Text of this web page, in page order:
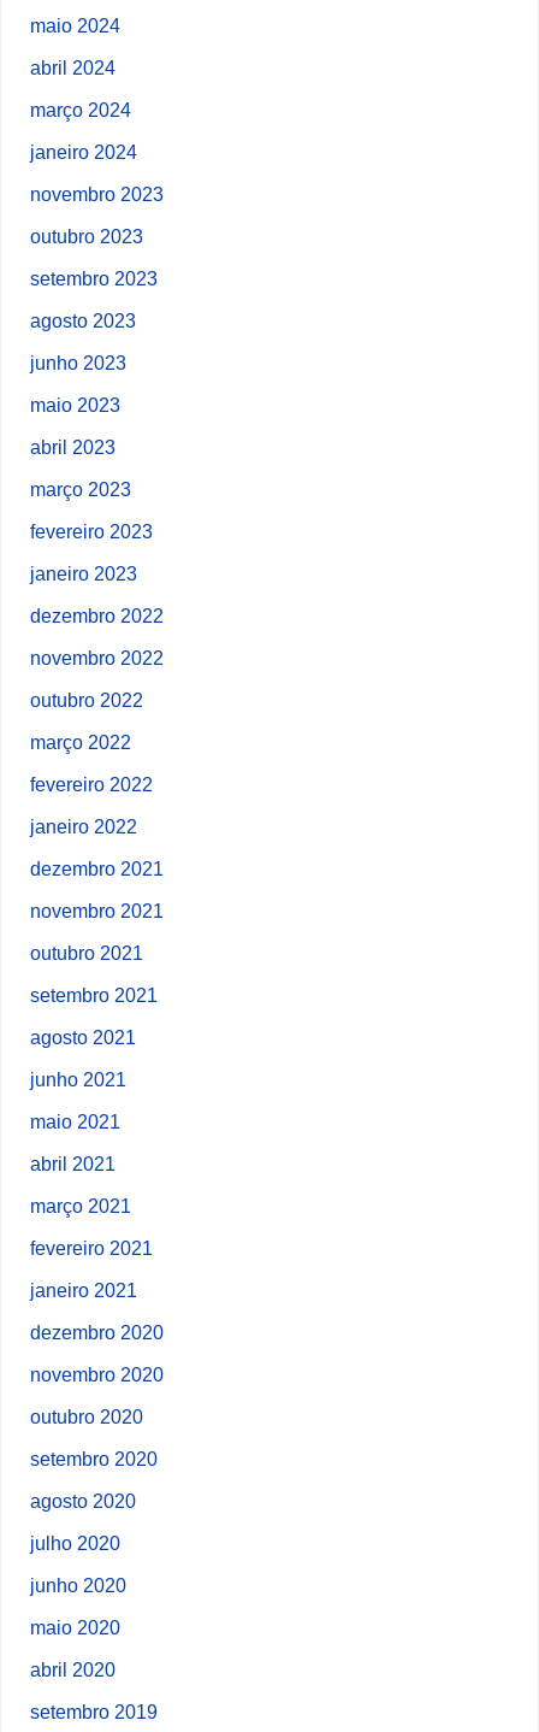
maio 2024
abril 2024
março 2024
janeiro 2024
novembro 2023
outubro 2023
setembro 2023
agosto 2023
junho 2023
maio 2023
abril 2023
março 2023
fevereiro 2023
janeiro 2023
dezembro 2022
novembro 2022
outubro 2022
março 2022
fevereiro 2022
janeiro 2022
dezembro 2021
novembro 2021
outubro 2021
setembro 2021
agosto 2021
junho 2021
maio 2021
abril 2021
março 2021
fevereiro 2021
janeiro 2021
dezembro 2020
novembro 2020
outubro 2020
setembro 2020
agosto 2020
julho 2020
junho 2020
maio 2020
abril 2020
setembro 2019